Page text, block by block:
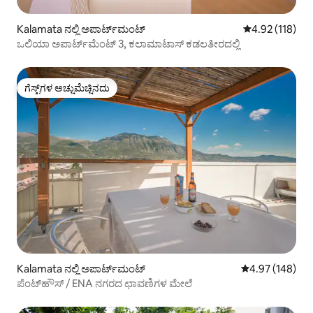
Kalamata ನಲ್ಲಿ ಅಪಾರ್ಟ್‌ಮಂಟ್ 5 ರಲ್ಲಿ 4.92
4.92 (118)
ಒಲಿಯಾ ಅಪಾರ್ಟ್‌ಮೆಂಟ್ 3, ಕಲಾಮಾಟಾಸ್ ಕಡಲತೀರದಲ್ಲಿ
ಗೆಸ್ಟ್‌ಗಳ ಅಚ್ಚುಮೆಚ್ಚಿನದು
ಗೆಸ್ಟ್‌ಗಳ ಅಚ್ಚುಮೆಚ್ಚಿನದು
Kalamata ನಲ್ಲಿ ಅಪಾರ್ಟ್‌ಮಂಟ್ 5 ರಲ್ಲಿ 4.97
4.97 (148)
ಪೆಂಟ್‌ಹೌಸ್ / ENA ನಗರದ ಛಾವಣಿಗಳ ಮೇಲೆ